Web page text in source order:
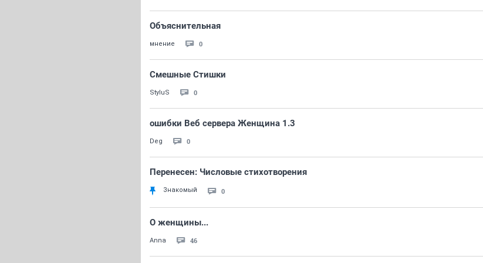
Объяснительная
мнение 0
Смешные Стишки
StyluS 0
ошибки Веб сервера Женщина 1.3
Deg 0
Перенесен: Числовые стихотворения
Знакомый 0
О женщины...
Anna 46